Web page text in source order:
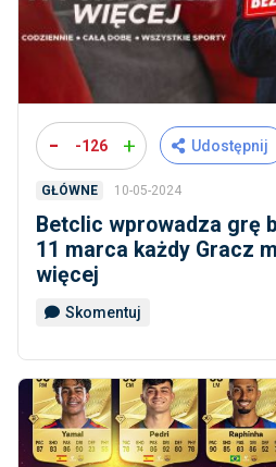
- -126 + Udostępnij
GŁÓWNE 10-05-2024
Betclic wprowadza grę
11 marca każdy Gracz
więcej
Skomentuj